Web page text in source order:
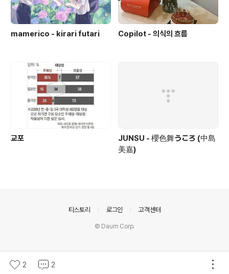
mamerico - kirari futari Copilot - 의식의 흐름
교포
JUNSU - 櫻色舞うころ (中島
美嘉)
2 2
티스토리 로그인 고객센터
© Daum Corp.